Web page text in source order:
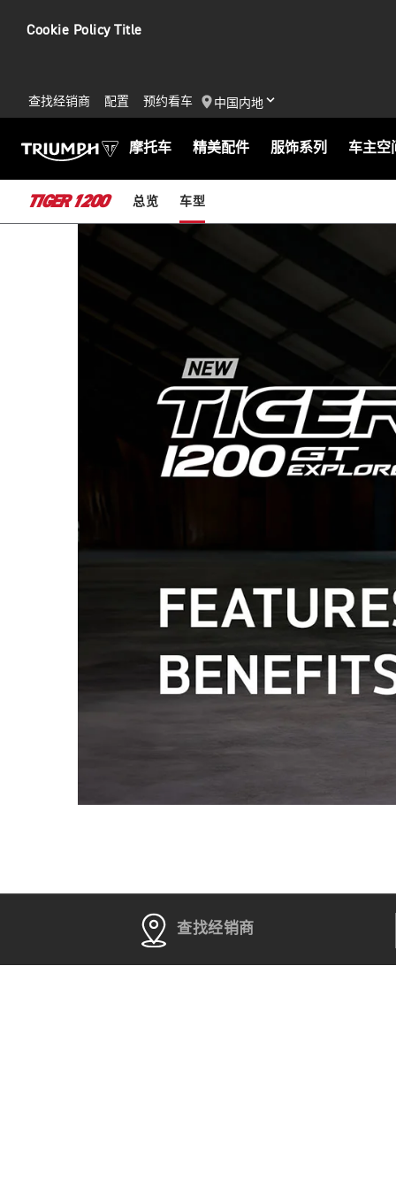
Cookie Policy Title
查找经销商 配置 预约看车 中国内地
摩托车 精美配件 服饰系列 车主空
TIGER 1200 总览 车型
查找经销商